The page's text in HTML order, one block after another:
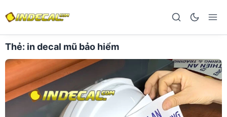
Thẻ: in decal mũ bảo hiểm